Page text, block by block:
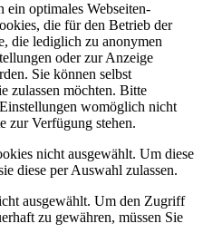
optimales Webseiten-
die für den Betrieb der
die lediglich zu anonymen
oder zur Anzeige
Sie können selbst
zulassen möchten. Bitte
womöglich nicht
zur Verfügung stehen.
nicht ausgewählt. Um diese
diese per Auswahl zulassen.
ausgewählt. Um den Zugriff
zu gewähren, müssen Sie